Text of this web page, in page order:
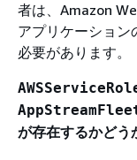
者は、Amazon
アプリケーション
必要があります。
が存在するかどう